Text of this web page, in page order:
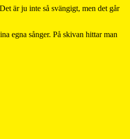
är ju inte så svängigt, men det går
egna sånger. På skivan hittar man